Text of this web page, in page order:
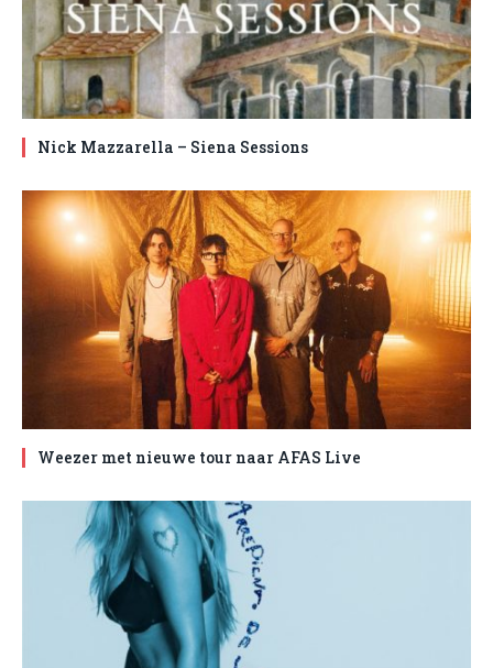
Nick Mazzarella – Siena Sessions
Weezer met nieuwe tour naar AFAS Live